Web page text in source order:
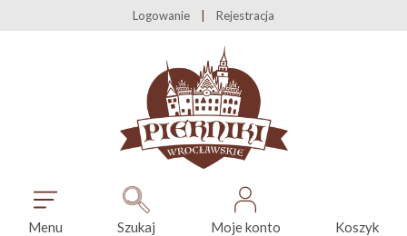
Logowanie Rejestracja
Menu Szukaj Moje konto Koszyk